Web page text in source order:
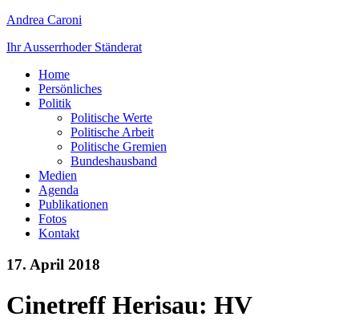
Andrea Caroni
Ihr Ausserrhoder Ständerat
Home
Persönliches
Politik
Politische Werte
Politische Arbeit
Politische Gremien
Bundeshausband
Medien
Agenda
Publikationen
Fotos
Kontakt
17. April 2018
Cinetreff Herisau: HV